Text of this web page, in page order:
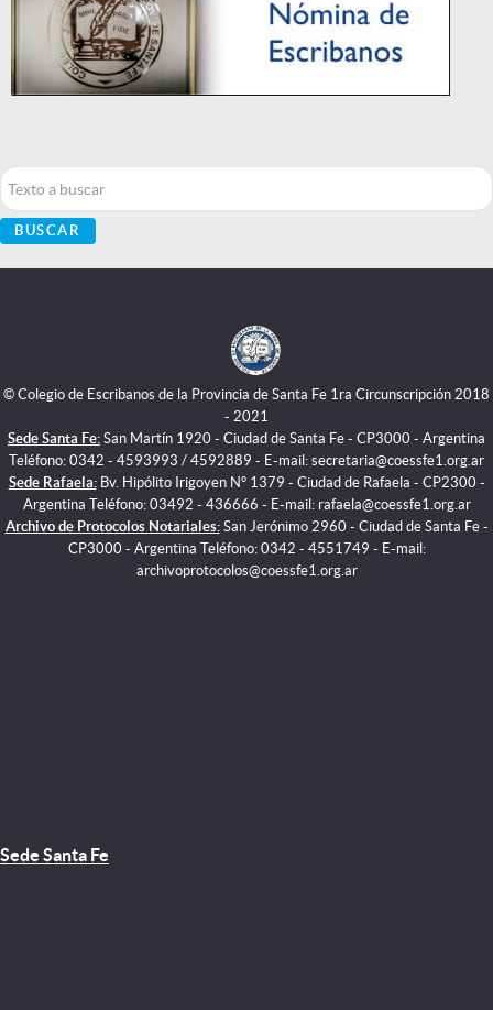
Buscar...
BUSCAR
© Colegio de Escribanos de la Provincia de Santa Fe 1ra Circunscripción 2018
- 2021
Sede Santa Fe: San Martín 1920 - Ciudad de Santa Fe - CP3000 - Argentina
Teléfono: 0342 - 4593993 / 4592889 - E-mail: secretaria@coessfe1.org.ar
Sede Rafaela:Bv. Hipólito Irigoyen N° 1379 - Ciudad de Rafaela - CP2300 -
Argentina Teléfono: 03492 - 436666 - E-mail: rafaela@coessfe1.org.ar
Archivo de Protocolos Notariales:San Jerónimo 2960 - Ciudad de Santa Fe -
CP3000 - Argentina Teléfono: 0342 - 4551749 - E-mail:
archivoprotocolos@coessfe1.org.ar
Sede Santa Fe